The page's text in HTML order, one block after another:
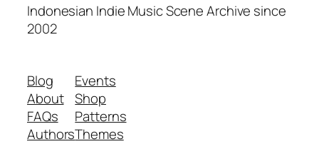
Indonesian Indie Music Scene Archive since
2002
Blog
About
FAQs
Authors
Events
Shop
Patterns
Themes